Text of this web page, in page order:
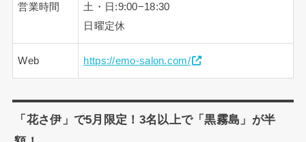
営業時間
土・日:9:00−18:30
日曜定休
Web https://emo-salon.com/
「花さ伊」で5月限定！3名以上で「黒霧島」が半